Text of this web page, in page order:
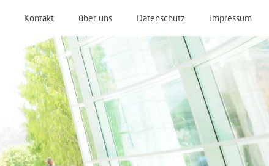
Kontakt über uns Datenschutz Impressum